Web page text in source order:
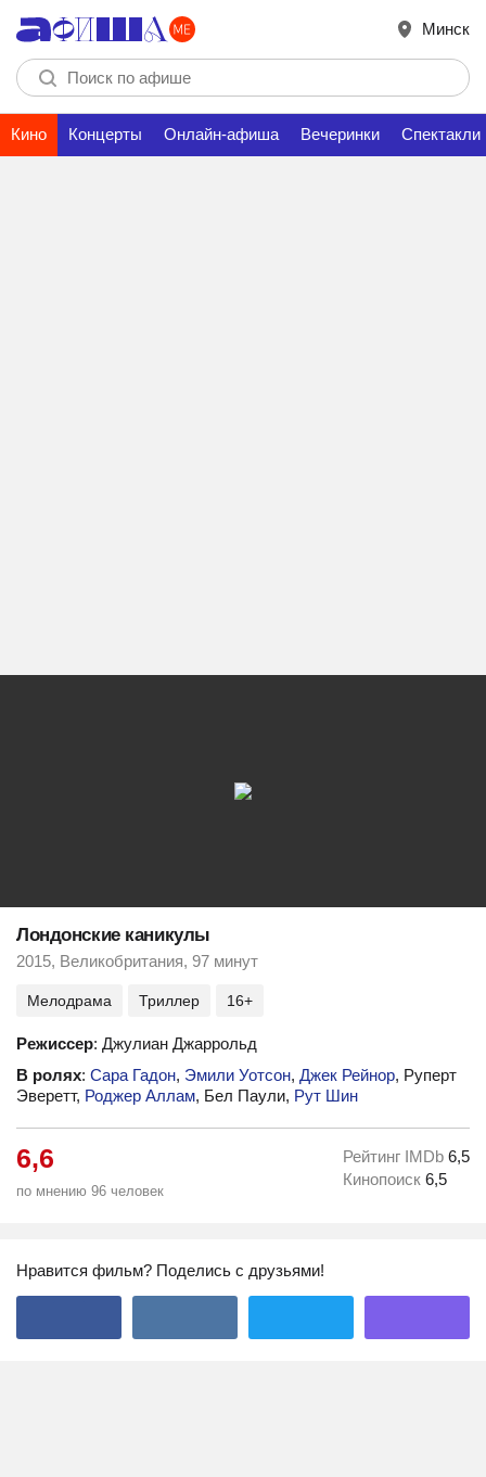
Минск
Кино Концерты Онлайн-афиша Вечеринки Спектакли
Лондонские каникулы
2015, Великобритания, 97 минут
Мелодрама Триллер 16+
Режиссер: Джулиан Джаррольд
В ролях: Сара Гадон, Эмили Уотсон, Джек Рейнор, Руперт
Эверетт, Роджер Аллам, Бел Паули, Рут Шин
6,6
по мнению 96 человек
Рейтинг IMDb 6,5
Кинопоиск 6,5
Нравится фильм? Поделись с друзьями!